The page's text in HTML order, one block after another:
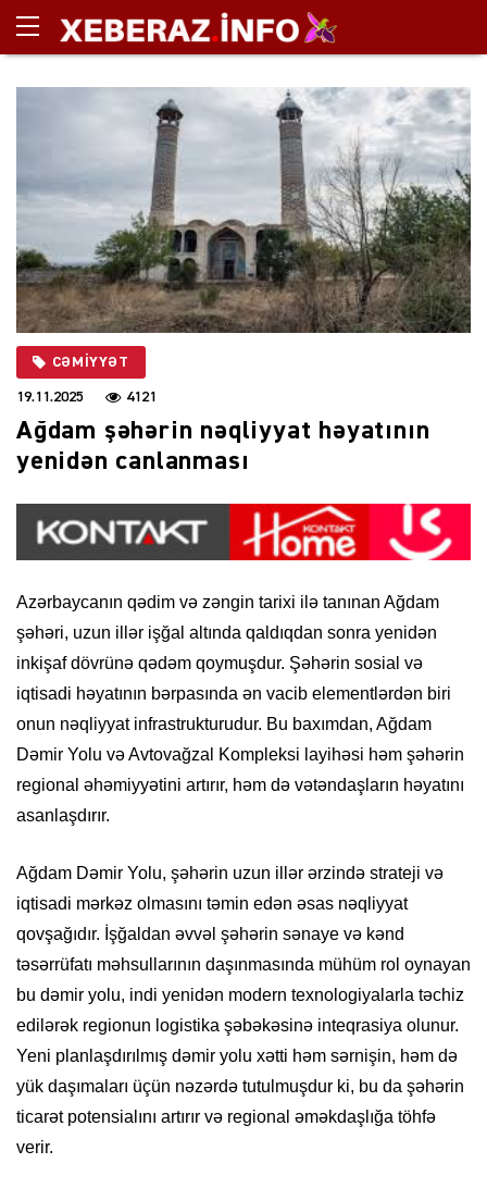
CƏMIYYƏT
19.11.2025 4121
Ağdam şəhərin nəqliyyat həyatının
yenidən canlanması
Azərbaycanın qədim və zəngin tarixi ilə tanınan Ağdam
şəhəri, uzun illər işğal altında qaldıqdan sonra yenidən
inkişaf dövrünə qədəm qoymuşdur. Şəhərin sosial və
iqtisadi həyatının bərpasında ən vacib elementlərdən biri
onun nəqliyyat infrastrukturudur. Bu baxımdan, Ağdam
Dəmir Yolu və Avtovağzal Kompleksi layihəsi həm şəhərin
regional əhəmiyyətini artırır, həm də vətəndaşların həyatını
asanlaşdırır.
Ağdam Dəmir Yolu, şəhərin uzun illər ərzində strateji və
iqtisadi mərkəz olmasını təmin edən əsas nəqliyyat
qovşağıdır. İşğaldan əvvəl şəhərin sənaye və kənd
təsərrüfatı məhsullarının daşınmasında mühüm rol oynayan
bu dəmir yolu, indi yenidən modern texnologiyalarla təchiz
edilərək regionun logistika şəbəkəsinə inteqrasiya olunur.
Yeni planlaşdırılmış dəmir yolu xətti həm sərnişin, həm də
yük daşımaları üçün nəzərdə tutulmuşdur ki, bu da şəhərin
ticarət potensialını artırır və regional əməkdaşlığa töhfə
verir.